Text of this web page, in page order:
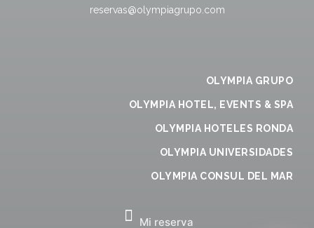
reservas@olympiagrupo.com
OLYMPIA GRUPO
OLYMPIA HOTEL, EVENTS & SPA
OLYMPIA HOTELES RONDA
OLYMPIA UNIVERSIDADES
OLYMPIA CONSUL DEL MAR
Mi reserva